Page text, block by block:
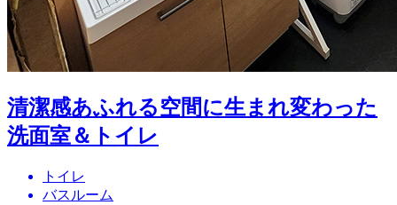
清潔感あふれる空間に生まれ変わった
洗面室＆トイレ
トイレ
バスルーム